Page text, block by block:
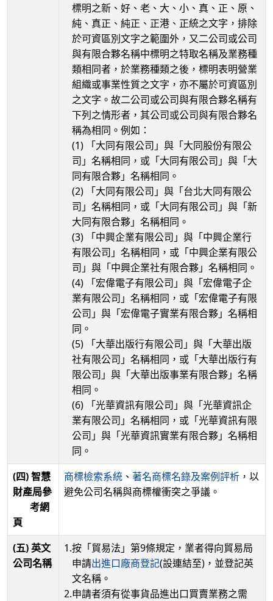
標明之新、好、老、大、小、真、正、原、
純、真正、純正、正港、正統之文字，排除
於可資區別文字之範圍外，又二公司或公司
與有限合夥名稱中標明之特取名稱及業務種
類相同者，於業務種類之後，標明表明營業
組織或事業性質之文字，亦不屬於可資區別
之文字。故二公司或公司與有限合夥名稱有
下列之情形者，其公司或公司與有限合夥名
稱為相同。例如：
(1) 「大同有限公司」與「大同股份有限公
司」名稱相同，或「大同有限公司」與「大
同有限合夥」名稱相同。
(2) 「大同有限公司」與「台北大同有限公
司」名稱相同，或「大同有限公司」與「新
大同有限合夥」名稱相同。
(3) 「中興企業有限公司」與「中興企業行
有限公司」名稱相同，或「中興企業有限公
司」與「中興企業社有限合夥」名稱相同。
(4) 「宏偉電子有限公司」與「宏偉電子企
業有限公司」名稱相同，或「宏偉電子有限
公司」與「宏偉電子實業有限合夥」名稱相
同。
(5) 「大華出版行有限公司」與「大華出版
社有限公司」名稱相同，或「大華出版行有
限公司」與「大華出版事業有限合夥」名稱
相同。
(6) 「光華資訊有限公司」與「光華資訊企
業有限公司」名稱相同，或「光華資訊有限
公司」與「光華資訊實業有限合夥」名稱相
同。
(四) 智慧
財產局參
考網
頁
商標檢索系統 、 著名商標名錄及案例評析 ，以
避免公司名稱與商標權衝突之爭議。
(五) 英文
公司名稱
1.按「貿易法」第9條規定，業者得向貿易局
申請出進口廠商登記(設連結至)，並登記英
文名稱。
2.申請者須有從事貨品進出口買賣業務之需